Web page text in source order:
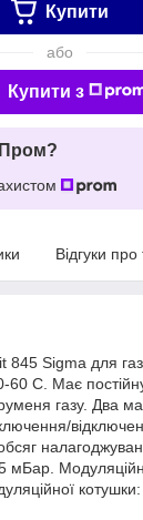
Купити
або
Купити з
Пром?
Відгуки про
845 Sigma для
60 С. Має
газу. Два